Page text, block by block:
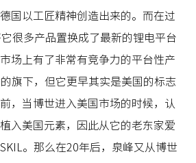
国以工匠精神创造出来的。而在过
很多产品置换成了最新的锂电平台
场上有了非常有竞争力的平台性产
旗下，但它更早其实是美国的标志
，当博世进入美国市场的时候，认
入美国元素，因此从它的老东家爱
。那么在20年后，泉峰又从博世